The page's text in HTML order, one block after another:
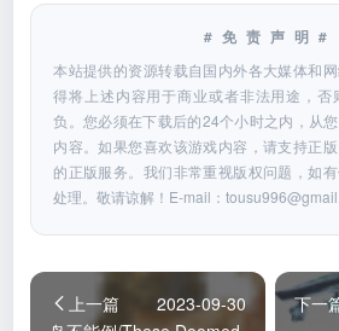
#免责声明#
本站提供的资源转载自国内外各大媒体和
得将上述内容用于商业或者非法用途，否
负。您必须在下载后的24个小时之内，从
内容。如果您喜欢该游戏内容，请支持正
的正版服务。我们非常重视版权问题，如
处理。敬请谅解！E-mail：
上一篇
2023-09-30
下一